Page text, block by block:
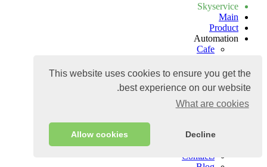
This website uses cookies to ensure you get the
best experience on our website.
What are cookies
Decline
Allow cookies
Skyservice
Main
Product
Automation
Cafe
Foodtruck
Hookah
Bakery
Confectionery
Guide
Contacts